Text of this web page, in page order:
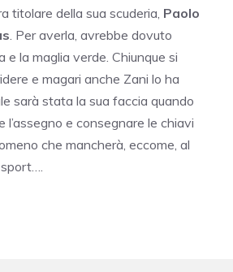
titolare della sua scuderia, Paolo
. Per averla, avrebbe dovuto
la maglia verde. Chiunque si
e magari anche Zani lo ha
sarà stata la sua faccia quando
e consegnare le chiavi
che mancherà, eccome, al